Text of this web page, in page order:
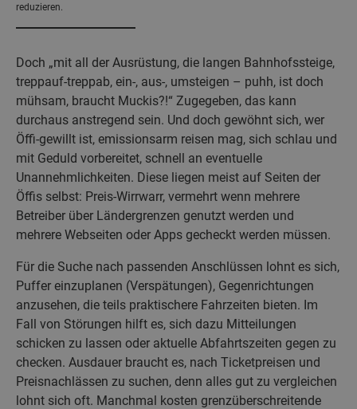
reduzieren.
Doch „mit all der Ausrüstung, die langen Bahnhofssteige,
treppauf-treppab, ein-, aus-, umsteigen – puhh, ist doch
mühsam, braucht Muckis?!“ Zugegeben, das kann
durchaus anstregend sein. Und doch gewöhnt sich, wer
Öffi-gewillt ist, emissionsarm reisen mag, sich schlau und
mit Geduld vorbereitet, schnell an eventuelle
Unannehmlichkeiten. Diese liegen meist auf Seiten der
Öffis selbst: Preis-Wirrwarr, vermehrt wenn mehrere
Betreiber über Ländergrenzen genutzt werden und
mehrere Webseiten oder Apps gecheckt werden müssen.
Für die Suche nach passenden Anschlüssen lohnt es sich,
Puffer einzuplanen (Verspätungen), Gegenrichtungen
anzusehen, die teils praktischere Fahrzeiten bieten. Im
Fall von Störungen hilft es, sich dazu Mitteilungen
schicken zu lassen oder aktuelle Abfahrtszeiten gegen zu
checken. Ausdauer braucht es, nach Ticketpreisen und
Preisnachlässen zu suchen, denn alles gut zu vergleichen
lohnt sich oft. Manchmal kosten grenzüberschreitende